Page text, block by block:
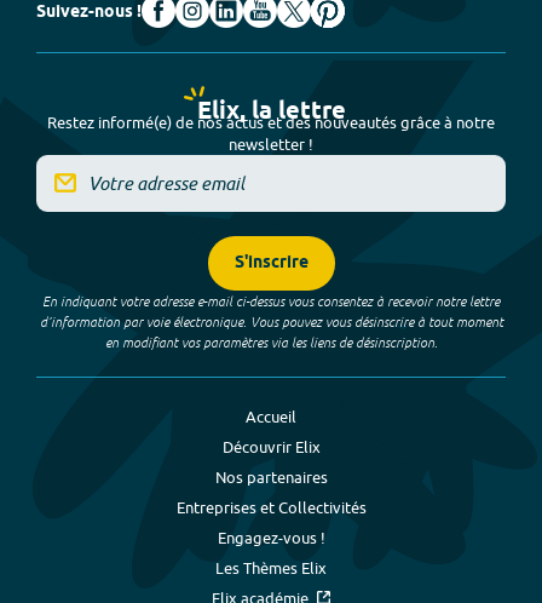
Suivez-nous !
Elix, la lettre
Restez informé(e) de nos actus et des nouveautés grâce à notre
newsletter !
S'inscrire
En indiquant votre adresse e-mail ci-dessus vous consentez à recevoir notre lettre
d’information par voie électronique. Vous pouvez vous désinscrire à tout moment
en modifiant vos paramètres via les liens de désinscription.
Accueil
Découvrir Elix
Nos partenaires
Entreprises et Collectivités
Engagez-vous !
Les Thèmes Elix
Elix académie